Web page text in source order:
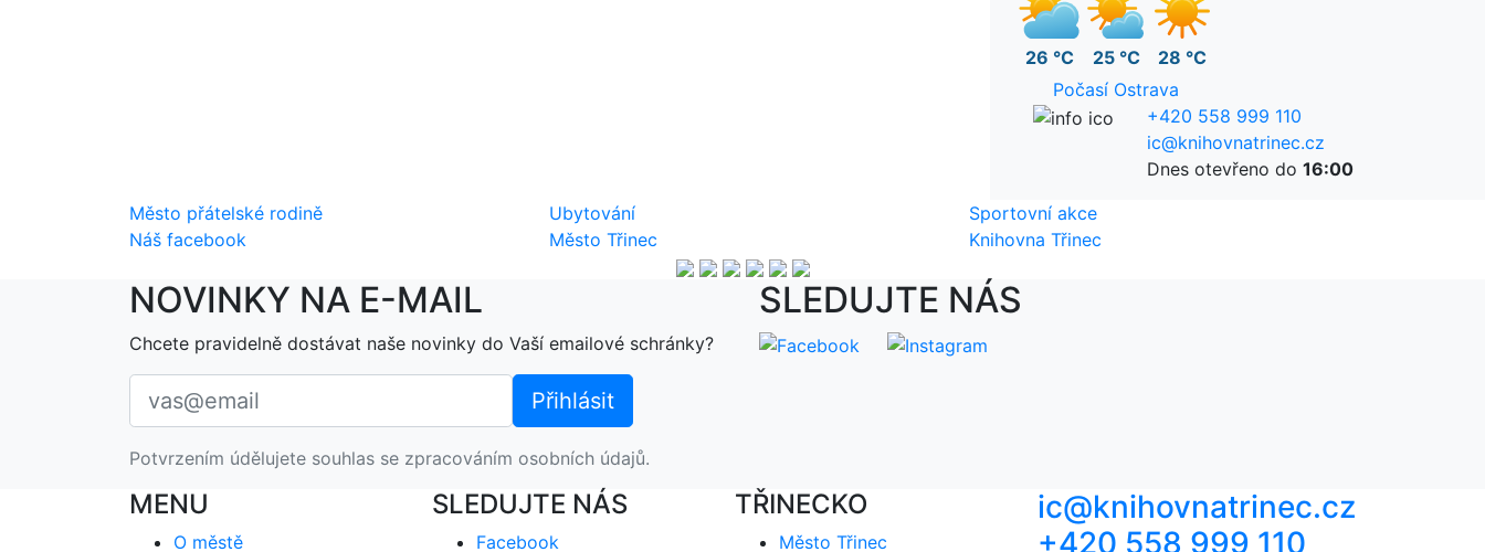
26 °C 25 °C
28 °C
Počasí Ostrava
+420 558 999 110
ic@knihovnatrinec.cz
Dnes otevřeno do 16:00
Město přátelské rodině
Ubytování
Sportovní akce
Náš facebook
Město Třinec Knihovna Třinec
NOVINKY NA E-MAIL
Chcete pravidelně dostávat naše novinky do Vaší emailové schránky?
Potvrzením údělujete souhlas se zpracováním osobních údajů.
SLEDUJTE NÁS
MENU
O městě
SLEDUJTE NÁS
Facebook
TŘINECKO
Město Třinec
ic@knihovnatrinec.cz
+420 558 999 110